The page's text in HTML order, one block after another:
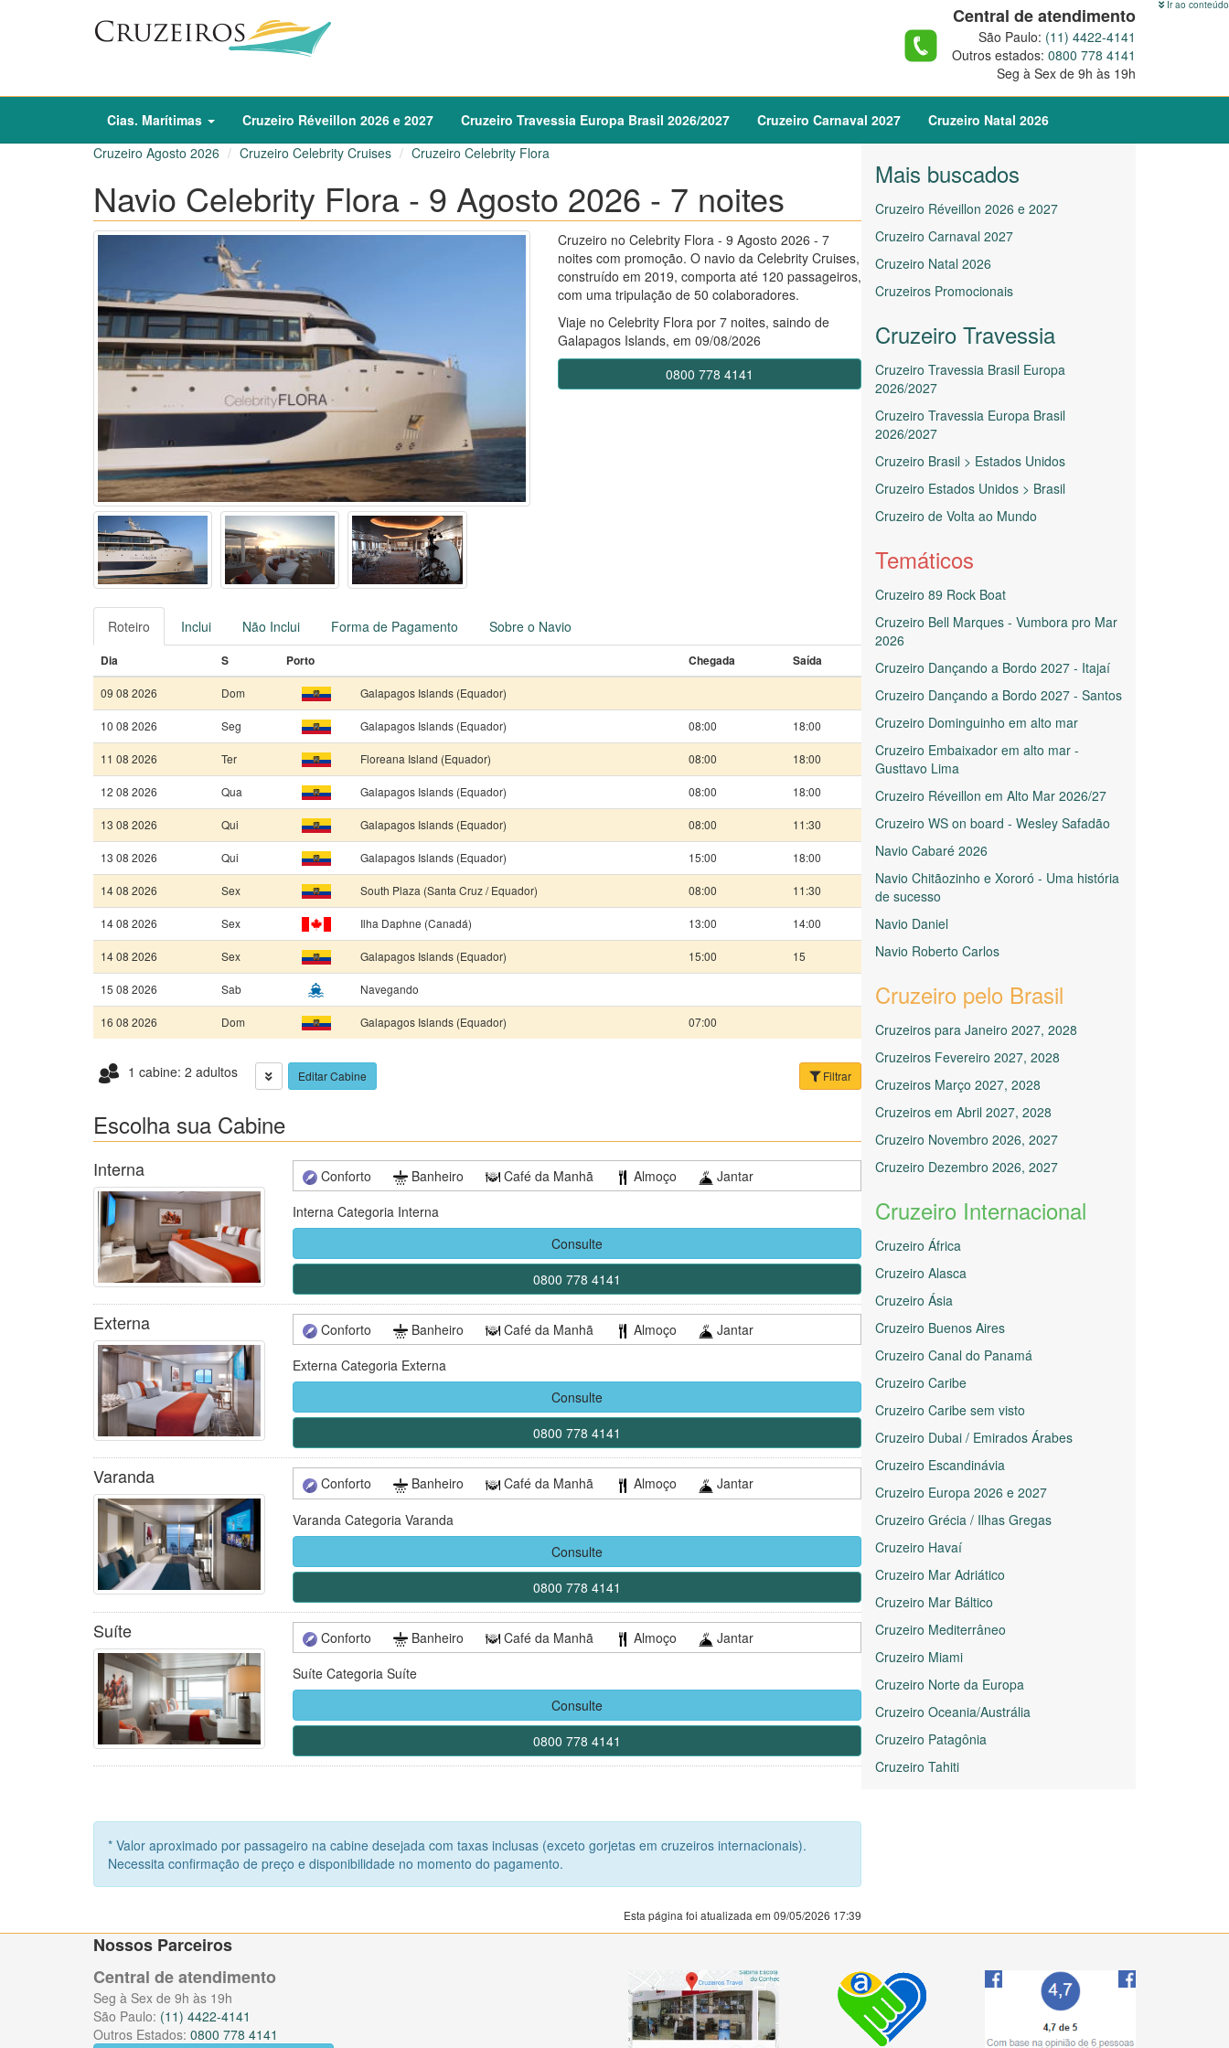
Ir ao conteúdo
Central de atendimento
São Paulo: (11) 4422-4141
Outros estados: 0800 778 4141
Seg à Sex de 9h às 19h
Cias. Marítimas Cruzeiro Réveillon 2026 e 2027 Cruzeiro Travessia Europa Brasil 2026/2027 Cruzeiro Carnaval 2027 Cruzeiro Natal 2026
Cruzeiro Agosto 2026
Cruzeiro Celebrity Cruises Cruzeiro Celebrity Flora
Navio Celebrity Flora - 9 Agosto 2026 - 7 noites
Cruzeiro no Celebrity Flora - 9 Agosto 2026 - 7
noites com promoção. O navio da Celebrity Cruises,
construído em 2019, comporta até 120 passageiros,
com uma tripulação de 50 colaboradores.
Viaje no Celebrity Flora por 7 noites, saindo de
Galapagos Islands, em 09/08/2026
0800 778 4141
Roteiro Inclui Não Inclui Forma de Pagamento Sobre o Navio
Dia S Porto Chegada Saída
09 08 2026 Dom Galapagos Islands (Equador)
10 08 2026 Seg Galapagos Islands (Equador) 08:00 18:00
11 08 2026 Ter Floreana Island (Equador) 08:00 18:00
12 08 2026 Qua Galapagos Islands (Equador) 08:00 18:00
13 08 2026 Qui Galapagos Islands (Equador) 08:00 11:30
13 08 2026 Qui Galapagos Islands (Equador) 15:00 18:00
14 08 2026 Sex South Plaza (Santa Cruz / Equador) 08:00 11:30
14 08 2026 Sex Ilha Daphne (Canadá) 13:00 14:00
14 08 2026 Sex Galapagos Islands (Equador) 15:00 15
15 08 2026 Sab Navegando
16 08 2026 Dom Galapagos Islands (Equador) 07:00
Filtrar
1 cabine: 2 adultos Editar Cabine
Escolha sua Cabine
Interna Conforto Banheiro Café da Manhã Almoço
Jantar
Interna Categoria Interna
Consulte
0800 778 4141
Externa Conforto Banheiro Café da Manhã Almoço
Jantar
Externa Categoria Externa
Consulte
0800 778 4141
Varanda Conforto Banheiro Café da Manhã Almoço
Jantar
Varanda Categoria Varanda
Consulte
0800 778 4141
Suíte Conforto Banheiro Café da Manhã Almoço
Jantar
Suíte Categoria Suíte
Consulte
0800 778 4141
* Valor aproximado por passageiro na cabine desejada com taxas inclusas (exceto gorjetas em cruzeiros internacionais).
Necessita confirmação de preço e disponibilidade no momento do pagamento.
Esta página foi atualizada em 09/05/2026 17:39
Mais buscados
Cruzeiro Réveillon 2026 e 2027
Cruzeiro Carnaval 2027
Cruzeiro Natal 2026
Cruzeiros Promocionais
Cruzeiro Travessia
Cruzeiro Travessia Brasil Europa
2026/2027
Cruzeiro Travessia Europa Brasil
2026/2027
Cruzeiro Brasil > Estados Unidos
Cruzeiro Estados Unidos > Brasil
Cruzeiro de Volta ao Mundo
Temáticos
Cruzeiro 89 Rock Boat
Cruzeiro Bell Marques - Vumbora pro Mar
2026
Cruzeiro Dançando a Bordo 2027 - Itajaí
Cruzeiro Dançando a Bordo 2027 - Santos
Cruzeiro Dominguinho em alto mar
Cruzeiro Embaixador em alto mar -
Gusttavo Lima
Cruzeiro Réveillon em Alto Mar 2026/27
Cruzeiro WS on board - Wesley Safadão
Navio Cabaré 2026
Navio Chitãozinho e Xororó - Uma história
de sucesso
Navio Daniel
Navio Roberto Carlos
Cruzeiro pelo Brasil
Cruzeiros para Janeiro 2027, 2028
Cruzeiros Fevereiro 2027, 2028
Cruzeiros Março 2027, 2028
Cruzeiros em Abril 2027, 2028
Cruzeiro Novembro 2026, 2027
Cruzeiro Dezembro 2026, 2027
Cruzeiro Internacional
Cruzeiro África
Cruzeiro Alasca
Cruzeiro Ásia
Cruzeiro Buenos Aires
Cruzeiro Canal do Panamá
Cruzeiro Caribe
Cruzeiro Caribe sem visto
Cruzeiro Dubai / Emirados Árabes
Cruzeiro Escandinávia
Cruzeiro Europa 2026 e 2027
Cruzeiro Grécia / Ilhas Gregas
Cruzeiro Havaí
Cruzeiro Mar Adriático
Cruzeiro Mar Báltico
Cruzeiro Mediterrâneo
Cruzeiro Miami
Cruzeiro Norte da Europa
Cruzeiro Oceania/Austrália
Cruzeiro Patagônia
Cruzeiro Tahiti
Nossos Parceiros
Central de atendimento
Seg à Sex de 9h às 19h
São Paulo: (11) 4422-4141
Outros Estados: 0800 778 4141